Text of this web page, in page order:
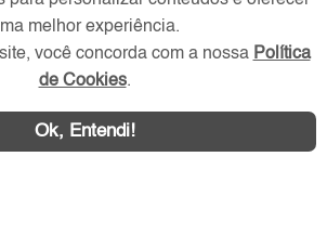
Contatar
exclusiva aos anunciantes,
acesse sua conta:
melhor experiência.
você concorda com a nossa Política
de Cookies.
Ok, Entendi!